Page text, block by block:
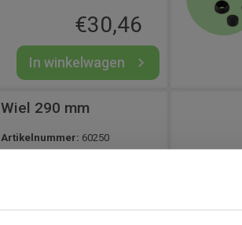
uitgevoerd met dubbel
kogellager.
€30,46
In winkelwagen
Wiel 290 mm
Artikelnummer: 60250